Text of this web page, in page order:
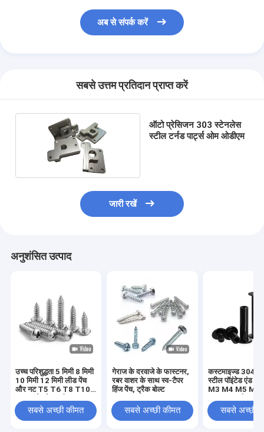
अब से संपर्क करें
सबसे उत्तम प्रतिदान प्राप्त करें
ऑटो प्रेसिजन 303 स्टेनलेस
स्टील टर्नड पार्ट्स ओम ओडीएम
जारी रखें
अनुशंसित उत्पाद
उच्च परिशुद्धता 5 मिमी 8 मिमी
10 मिमी 12 मिमी लीड पेंच
और नट T5 T6 T8 T10
ट्रेपेज़ॉइडल पेंच पीतल नट के
साथ लीड पेंच
सबसे अच्छी कीमत
गेराज के दरवाजे के फास्टनर,
रबर वाशर के साथ स्व-टैपर
हिंज पेंच, ट्रैक बोल्ट
सबसे अच्छी कीमत
कस्टमाइज्ड 304
स्टील पॉइंटेड एंड
M3 M4 M5 M6
स्क्रू हेडलेस हेक्स
स्क्रू
सबसे अच्छी